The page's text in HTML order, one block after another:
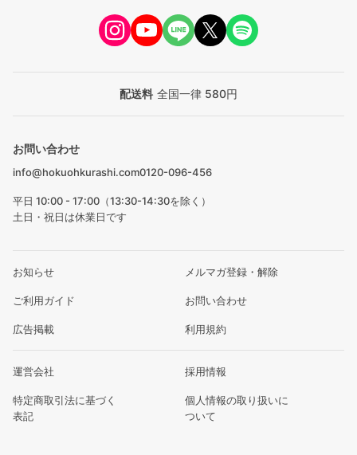
配送料 全国一律 580円
お問い合わせ
info@hokuohkurashi.com0120-096-456
平日 10:00 - 17:00（13:30-14:30を除く）
土日・祝日は休業日です
お知らせ メルマガ登録・解除
ご利用ガイド お問い合わせ
広告掲載 利用規約
運営会社 採用情報
特定商取引法に基づく
表記
個人情報の取り扱いに
ついて